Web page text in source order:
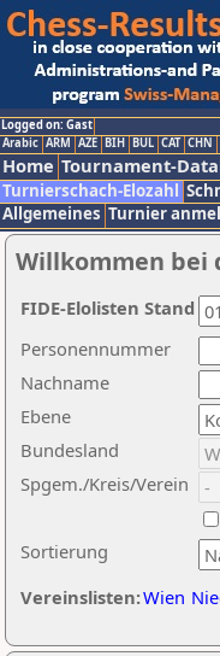
Logged on: Gast
Arabic ARM AZE BIH BUL CAT CHN
Home Tournament-
Turnierschach-Elozahl
Allgemeines Turnier
Willkommen bei
Nachname
Ebene
Sortierung
Personennummer
Bundesland
Spgem./Kreis/Verein
Vereinslisten:Wien
FIDE-Elolisten Stand